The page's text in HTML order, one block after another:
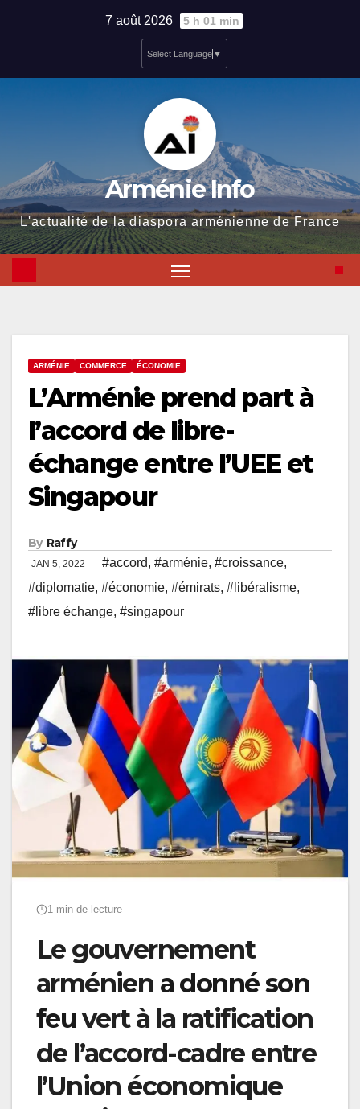
7 août 2026 5 h 01 min
Select Language ▼
Arménie Info
L'actualité de la diaspora arménienne de France
ARMÉNIE COMMERCE ÉCONOMIE
L’Arménie prend part à
l’accord de libre-
échange entre l’UEE et
Singapour
By Raffy
JAN 5, 2022 #accord, #arménie, #croissance,
#diplomatie, #économie, #émirats, #libéralisme,
#libre échange, #singapour
1 min de lecture
Le gouvernement
arménien a donné son
feu vert à la ratification
de l’accord-cadre entre
l’Union économique